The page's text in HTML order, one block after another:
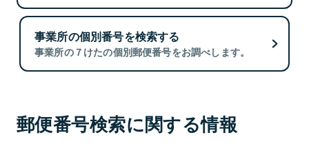
事業所の個別番号を検索する
事業所の７けたの個別郵便番号をお調べします。
郵便番号検索に関する情報